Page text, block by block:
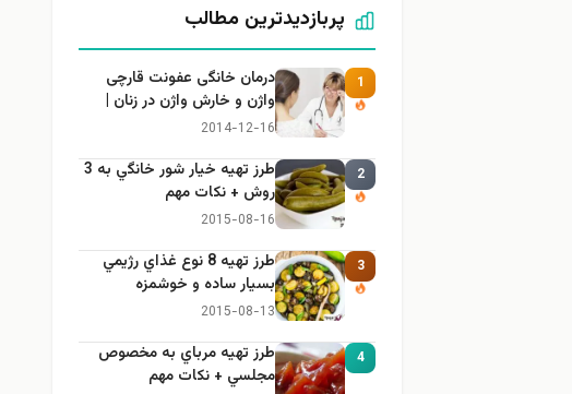
پربازدیدترین مطالب
1
درمان خانگی عفونت قارچی
واژن و خارش واژن در زنان |
راهنمای کامل، ایمن و کاربردی
2014-12-16
2
طرز تهيه خیار شور خانگي به 3
روش + نكات مهم
2015-08-16
3
طرز تهيه 8 نوع غذاي رژيمي
بسيار ساده و خوشمزه
2015-08-13
4
طرز تهيه مرباي به مخصوص
مجلسي + نكات مهم